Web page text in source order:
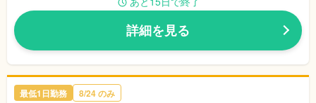
詳細を見る
最低1日勤務 8/24 のみ